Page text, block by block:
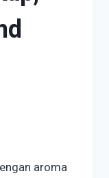
aroma